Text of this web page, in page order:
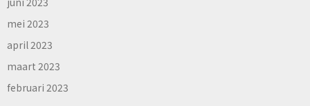
mei 2023
april 2023
maart 2023
februari 2023